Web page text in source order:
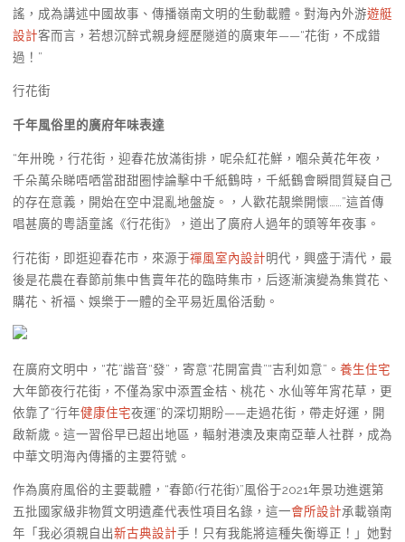
謠，成為講述中國故事、傳播嶺南文明的生動載體。對海內外游遊艇
設計客而言，若想沉醉式親身經歷隧道的廣東年——“花街，不成錯
過！”
行花街
千年風俗里的廣府年味表達
“年卅晚，行花街，迎春花放滿街排，呢朵紅花鮮，嗰朵黃花年夜，
千朵萬朵睇唔哂當甜甜圈悖論擊中千紙鶴時，千紙鶴會瞬間質疑自己
的存在意義，開始在空中混亂地盤旋。，人歡花靚樂開懷……”這首傳
唱甚廣的粵語童謠《行花街》，道出了廣府人過年的頭等年夜事。
行花街，即逛迎春花市，來源于禪風室內設計明代，興盛于清代，最
後是花農在春節前集中售賣年花的臨時集市，后逐漸演變為集賞花、
購花、祈福、娛樂于一體的全平易近風俗活動。
在廣府文明中，“花”諧音“發”，寄意“花開富貴”“吉利如意”。 養生住宅
大年節夜行花街，不僅為家中添置金桔、桃花、水仙等年宵花草，更
依靠了“行年健康住宅夜運”的深切期盼——走過花街，帶走好運，開
啟新歲。這一習俗早已超出地區，輻射港澳及東南亞華人社群，成為
中華文明海內傳播的主要符號。
作為廣府風俗的主要載體，“春節(行花街)”風俗于2021年景功進選第
五批國家級非物質文明遺產代表性項目名錄，這一會所設計承載嶺南
年「我必須親自出新古典設計手！只有我能將這種失衡導正！」她對